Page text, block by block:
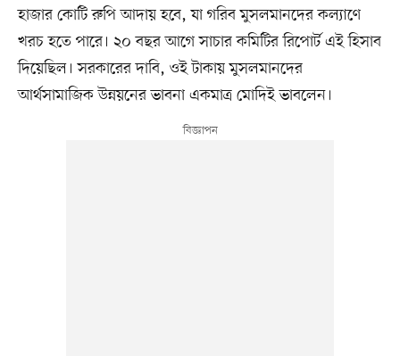
হাজার কোটি রুপি আদায় হবে, যা গরিব মুসলমানদের কল্যাণে
খরচ হতে পারে। ২০ বছর আগে সাচার কমিটির রিপোর্ট এই হিসাব
দিয়েছিল। সরকারের দাবি, ওই টাকায় মুসলমানদের
আর্থসামাজিক উন্নয়নের ভাবনা একমাত্র মোদিই ভাবলেন।